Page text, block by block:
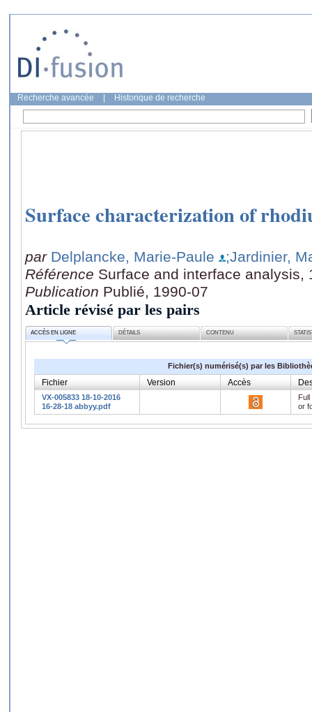
Recherche avancée Historique de recherche
Surface characterization of
par Delplancke, Marie-Paule
;Jardinier,
Référence Surface and interface analysis,
Publication Publié, 1990-07
Article révisé par les pairs
ACCÈS EN LIGNE DÉTAILS CONTENU
Fichier(s) numérisé(s) par les
Fichier Version Accès
VX-005833 18-10-2016
16-28-18 abbyy.pdf
or